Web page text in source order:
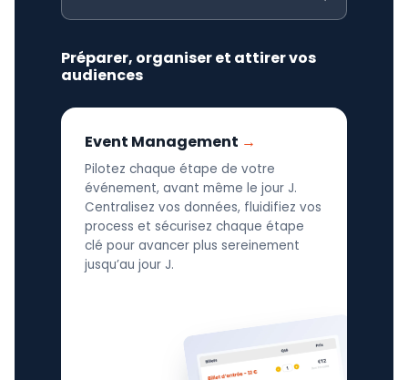
Préparer, organiser et attirer vos
audiences
Event Management
Pilotez chaque étape de votre
événement, avant même le jour J.
Centralisez vos données, fluidifiez vos
process et sécurisez chaque étape
clé pour avancer plus sereinement
jusqu’au jour J.